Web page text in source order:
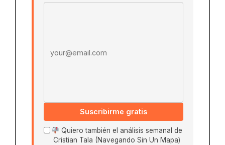
Suscribirme gratis
Quiero también el análisis semanal de
Cristian Tala (Navegando Sin Un Mapa)